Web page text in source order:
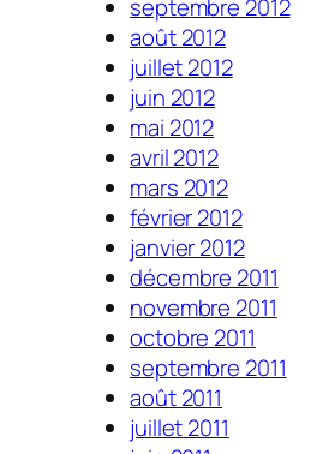
septembre 2012
août 2012
juillet 2012
juin 2012
mai 2012
avril 2012
mars 2012
février 2012
janvier 2012
décembre 2011
novembre 2011
octobre 2011
septembre 2011
août 2011
juillet 2011